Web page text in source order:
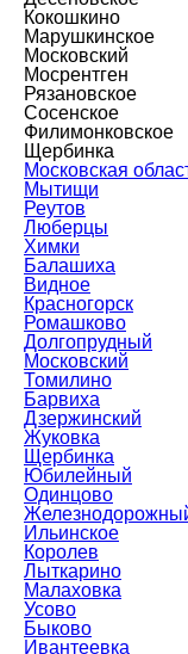
Кокошкино
Марушкинское
Московский
Мосрентген
Рязановское
Сосенское
Филимонковское
Щербинка
Московская
Мытищи
Реутов
Люберцы
Химки
Балашиха
Видное
Красногорск
Ромашково
Долгопрудный
Московский
Томилино
Барвиха
Дзержинский
Жуковка
Щербинка
Юбилейный
Одинцово
Ильинское
Королев
Лыткарино
Малаховка
Усово
Быково
Ивантеевка